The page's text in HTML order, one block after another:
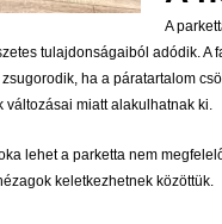
A
tulajdonságaiból adódik.
ha a páratartalom
változásai miatt alakulhatnak ki.
lehet a parketta nem
keletkezhetnek közöttük.